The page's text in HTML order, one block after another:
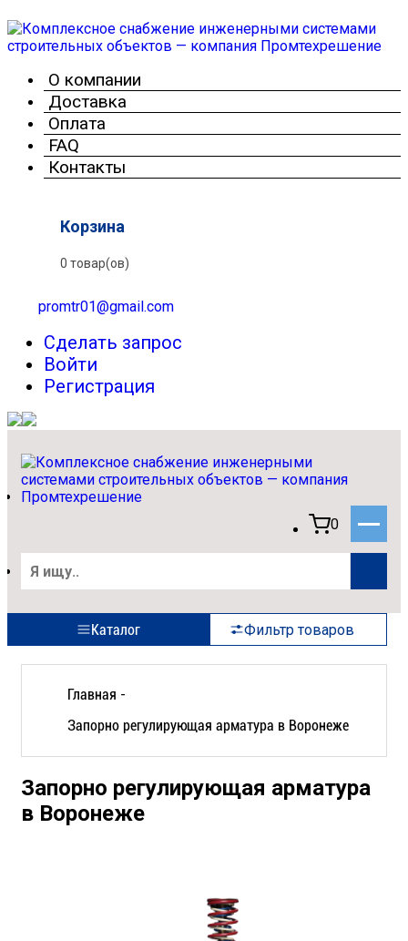
О компании
Доставка
Оплата
FAQ
Контакты
Корзина
0 товар(ов)
promtr01@gmail.com
Сделать запрос
Войти
Регистрация
0
Каталог Фильтр товаров
Главная -
Запорно регулирующая арматура в Воронеже
Запорно регулирующая арматура
в Воронеже